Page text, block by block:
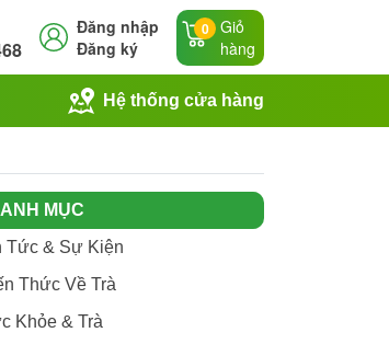
Đăng nhập
Đăng ký
0 Giỏ
hàng
Hệ thống cửa hàng
MỤC
Tức & Sự Kiện
Thức Về Trà
Khỏe & Trà